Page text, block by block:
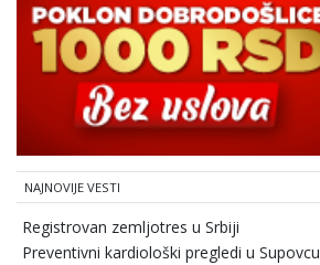
NAJNOVIJE VESTI
Registrovan zemljotres u Srbiji
Preventivni kardiološki pregledi u Supovcu